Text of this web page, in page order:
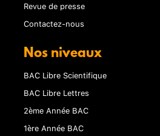
Revue de presse
Contactez-nous
Nos niveaux
BAC Libre Scientifique
BAC Libre Lettres
2ème Année BAC
1ère Année BAC